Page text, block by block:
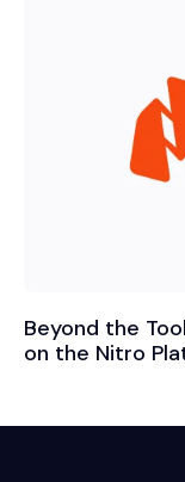
Beyond the
on the Nitro